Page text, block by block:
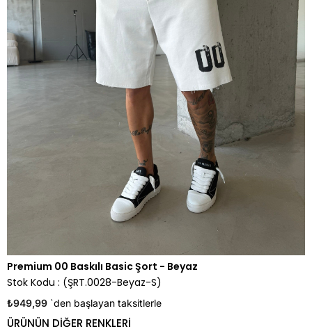
Premium 00 Baskılı Basic Şort - Beyaz
Stok Kodu
(ŞRT.0028-Beyaz-S)
₺949,99 `den başlayan taksitlerle